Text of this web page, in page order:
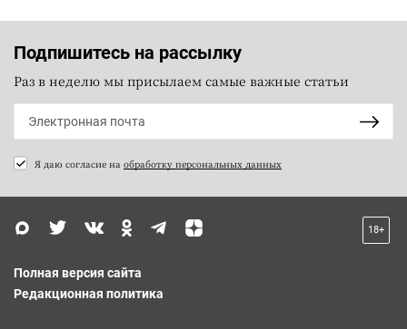
Подпишитесь на рассылку
Раз в неделю мы присылаем самые важные статьи
Я даю согласие на обработку персональных данных
18+
Полная версия сайта
Редакционная политика